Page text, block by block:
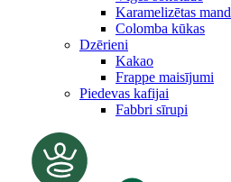
Karamelizētas
Colomba kūkas
Dzērieni
Kakao
Frappe maisījumi
Piedevas kafijai
Fabbri sīrupi